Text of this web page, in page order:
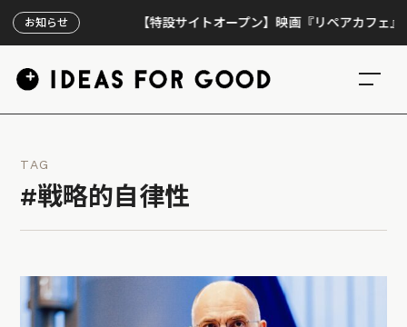
お知らせ 【特設サイトオープン】映画『リペアカフェ』、上
TAG
#戦略的自律性